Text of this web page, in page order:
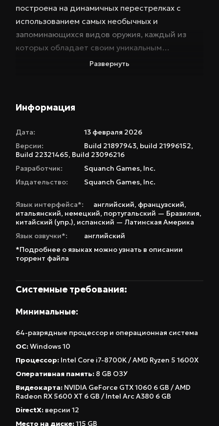
построена на динамичных перестрелках с
использованием самых необычных и
запоминающихся видов оружия, каждый из
которых обладает своим уникальным
характером и способностями. Но это еще не
врагов в самых неожиданных ситуациях.
Они станут вашими верными союзниками и
помогут в борьбе за свободу. Исследуйте
огромный мир, полный удивительных локаций:
футуристичного круизного лайнера. Каждая
локация – это уникальная возможность для
безумных приключений, захватывающих
сражений и новых встреч. Ваша задача – не
просто победить врагов, но и положить конец
которая угрожает будущему человечества.
геймплею и захватывающему сюжету, который
судьбу любимых персонажей. High On Life 2 –
это игра, которую вы не забудете!
Развернуть
Информация
Дата:
13 февраля 2026
Версии:
Build 21897943, build 21996152,
Build 22321465, Build 23096216
Разработчик:
Squanch Games, Inc.
Издательство:
Squanch Games, Inc.
Язык интерфейса*: английский, французский,
итальянский, немецкий, португальский — Бразилия,
китайский (упр.), испанский — Латинская Америка
Язык озвучки*:
английский
*Подробнее о языках можно узнать в описании
торрент файла
Системные требования:
Минимальные:
64-разрядные процессор и операционная система
ОС:Windows 10
Процессор: Intel Core i7-8700K / AMD Ryzen 5 1600X
Оперативная память: 8 GB ОЗУ
Видеокарта: NVIDIA GeForce GTX 1060 6 GB / AMD
Radeon RX 5600 XT 6 GB / Intel Arc A380 6 GB
DirectX: версии 12
Место на диске:115 GB